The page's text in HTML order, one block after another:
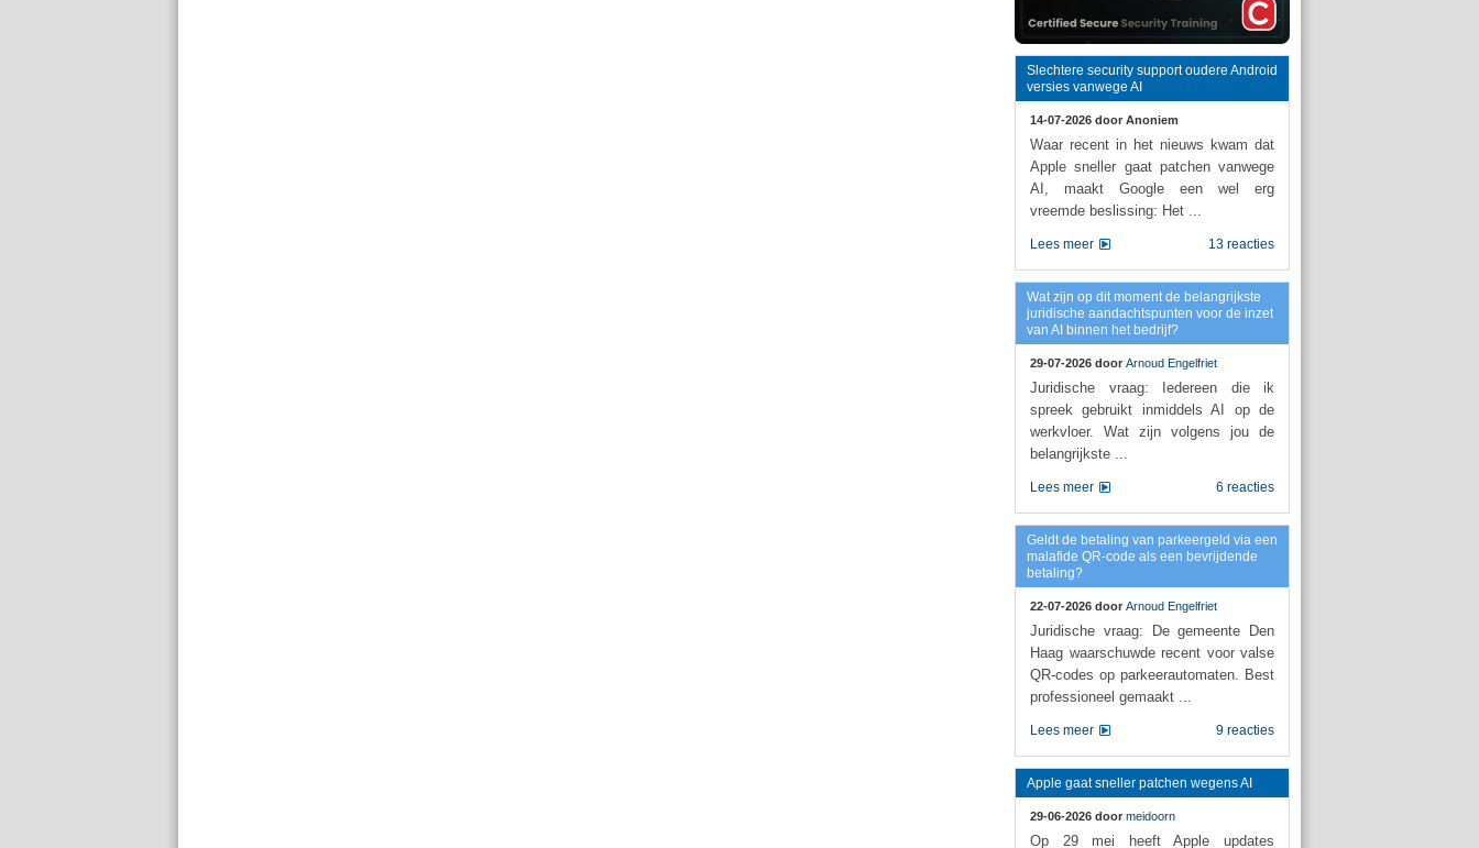
Slechtere security support oudere Android
versies vanwege AI
14-07-2026 door Anoniem
Waar recent in het nieuws kwam dat
Apple sneller gaat patchen vanwege
AI, maakt Google een wel erg
vreemde beslissing: Het ...
13 reacties
Lees meer
Wat zijn op dit moment de belangrijkste
juridische aandachtspunten voor de inzet
van AI binnen het bedrijf?
29-07-2026 door Arnoud Engelfriet
Juridische vraag: Iedereen die ik
spreek gebruikt inmiddels AI op de
werkvloer. Wat zijn volgens jou de
belangrijkste ...
6 reacties
Lees meer
Geldt de betaling van parkeergeld via een
malafide QR-code als een bevrijdende
betaling?
22-07-2026 door Arnoud Engelfriet
Juridische vraag: De gemeente Den
Haag waarschuwde recent voor valse
QR-codes op parkeerautomaten. Best
professioneel gemaakt ...
9 reacties
Lees meer
Apple gaat sneller patchen wegens AI
29-06-2026 door meidoorn
Op 29 mei heeft Apple updates